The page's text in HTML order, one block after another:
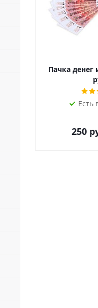
Пачка денег
Есть
250